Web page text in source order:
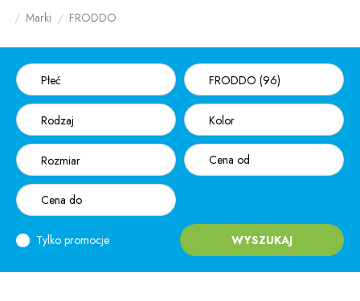
Marki FRODDO
Płeć FRODDO (96)
Rodzaj Kolor
Rozmiar
Tylko promocje WYSZUKAJ